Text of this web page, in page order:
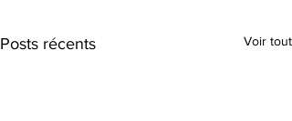
Posts récents Voir tout